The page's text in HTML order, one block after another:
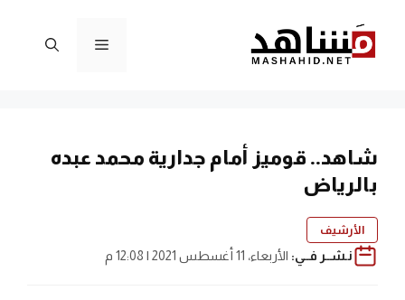
المحتوى
القائمة
شاهد.. قوميز أمام جدارية محمد عبده
بالرياض
الأرشيف
نـشــر فــي: الأربعاء، 11 أغسطس 2021 | 12:08 م